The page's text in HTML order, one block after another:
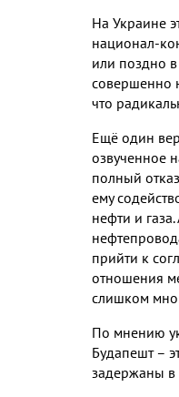
На Украине
национал-
или поздно
совершенно
что
Ещё один
озвученное
полный
ему
нефти и газа.
прийти к
отношения
слишком
По мнению
Будапешт –
задержаны в